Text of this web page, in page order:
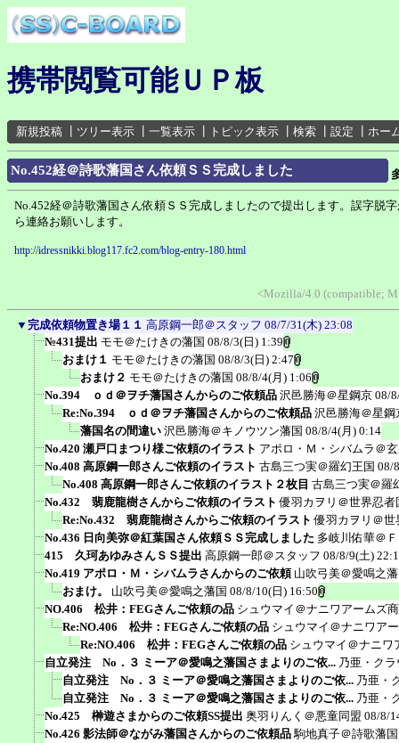
携帯閲覧可能ＵＰ板
新規投稿 ツリー表示 一覧表示 トピック表示 検索 設定 ホー
No.452経＠詩歌藩国さん依頼ＳＳ完成しました
No.452経＠詩歌藩国さん依頼ＳＳ完成しましたので提出します。誤字脱
ら連絡お願いします。
http://idressnikki.blog117.fc2.com/blog-entry-180.html
<Mozilla/4.0 (compatible;
▼ 完成依頼物置き場１１ 高原鋼一郎＠スタッフ 08/7/31(木) 23:08
№431提出 モモ＠たけきの藩国 08/8/3(日) 1:39
おまけ１ モモ＠たけきの藩国 08/8/3(日) 2:47
おまけ２ モモ＠たけきの藩国 08/8/4(月) 1:06
No.394 ｏｄ＠ヲチ藩国さんからのご依頼品 沢邑勝海＠星鋼京 08/
Re:No.394 ｏｄ＠ヲチ藩国さんからのご依頼品 沢邑勝海＠星鋼
藩国名の間違い 沢邑勝海＠キノウツン藩国 08/8/4(月) 0:14
No.420 瀬戸口まつり様ご依頼のイラスト アポロ・Ｍ・シバムラ＠
No.408 高原鋼一郎さんご依頼のイラスト 古島三つ実＠羅幻王国 08/
No.408 高原鋼一郎さんご依頼のイラスト２枚目 古島三つ実＠羅
No.432 翡鹿龍樹さんからご依頼のイラスト 優羽カヲリ＠世界忍者
Re:No.432 翡鹿龍樹さんからご依頼のイラスト 優羽カヲリ＠世
No.436 日向美弥＠紅葉国さん依頼ＳＳ完成しました 多岐川佑華＠
415 久珂あゆみさんＳＳ提出 高原鋼一郎＠スタッフ 08/8/9(土)
No.419 アポロ・Ｍ・シバムラさんからのご依頼 山吹弓美＠愛鳴之
おまけ。
山吹弓美＠愛鳴之藩国 08/8/10(日) 16:50
NO.406 松井：FEGさんご依頼の品 シュウマイ＠ナニワアームズ
Re:NO.406 松井：FEGさんご依頼の品 シュウマイ＠ナニワア
Re:NO.406 松井：FEGさんご依頼の品 シュウマイ＠ナニワ
自立発注 No．３ ミーア＠愛鳴之藩国さまよりのご依... 乃亜・ク
自立発注 No．３ ミーア＠愛鳴之藩国さまよりのご依... 乃亜・
自立発注 No．３ ミーア＠愛鳴之藩国さまよりのご依... 乃亜・
No.425 榊遊さまからのご依頼SS提出 奥羽りんく＠悪童同盟 08/8/
No.426 影法師＠ながみ藩国さんからのご依頼品 駒地真子＠詩歌藩国